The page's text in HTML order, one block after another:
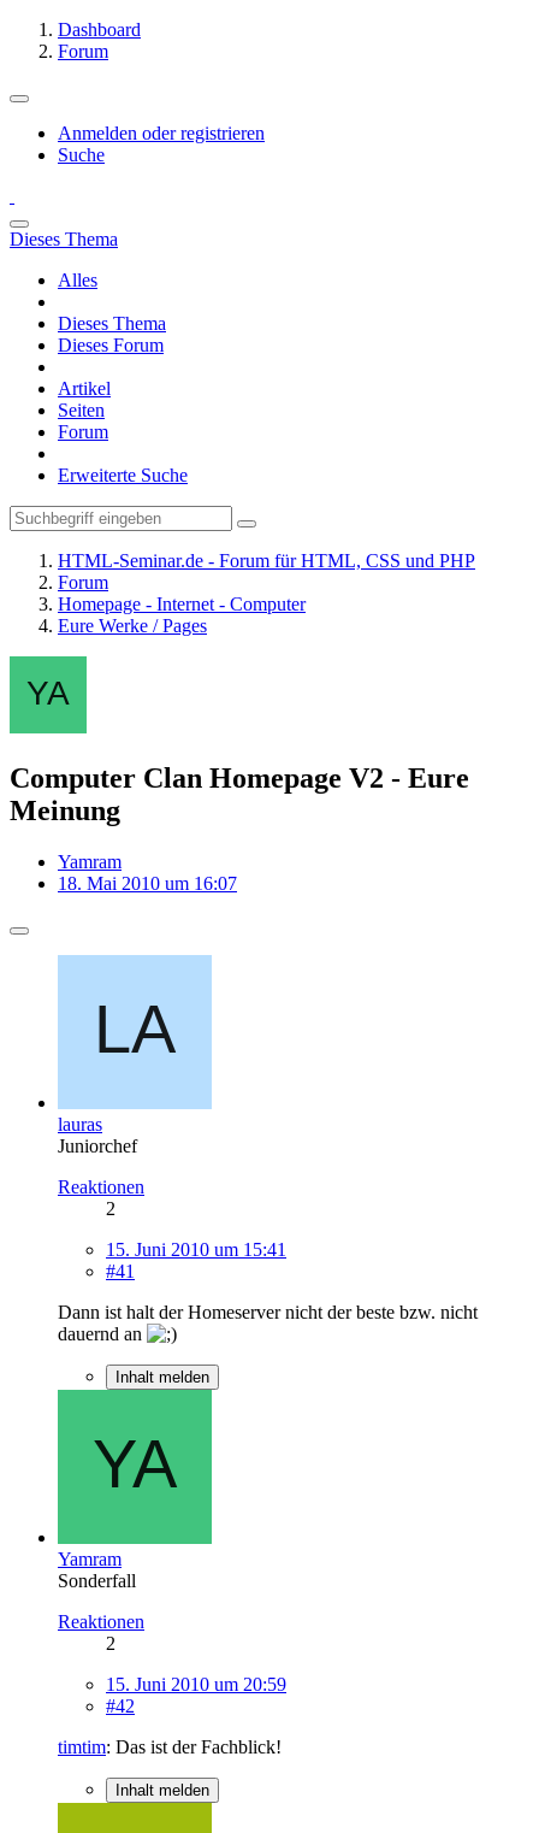
Dashboard
Forum
Anmelden oder registrieren
Suche
Dieses Thema
Alles
Dieses Thema
Dieses Forum
Artikel
Seiten
Forum
Erweiterte Suche
HTML-Seminar.de - Forum für HTML, CSS und PHP
Forum
Homepage - Internet - Computer
Eure Werke / Pages
Computer Clan Homepage V2 - Eure
Meinung
Yamram
18. Mai 2010 um 16:07
lauras
Juniorchef
Reaktionen
2
15. Juni 2010 um 15:41
#41
Dann ist halt der Homeserver nicht der beste bzw. nicht
dauernd an
Inhalt melden
Yamram
Sonderfall
Reaktionen
2
15. Juni 2010 um 20:59
#42
timtim: Das ist der Fachblick!
Inhalt melden